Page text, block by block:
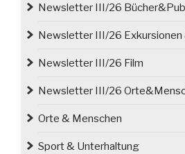
Newsletter III/26
Newsletter III/26 Exkursionen
Newsletter III/26 Film
Newsletter III/26
Orte & Menschen
Sport & Unterhaltung